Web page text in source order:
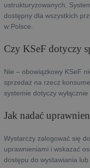
ustrukturyzowanych.
dostępny dla wszystkich
w Polsce.
Czy KSeF dotyczy
Nie – obowiązkowy KSeF
sprzedaż na rzecz
systemie dotyczy
Jak nadać
Wystarczy zalogować się
uprawnieniami i wskazać
dostępu do wystawiania lub